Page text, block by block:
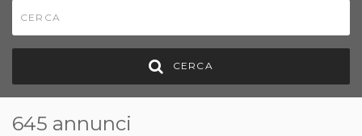
CERCA
645 annunci